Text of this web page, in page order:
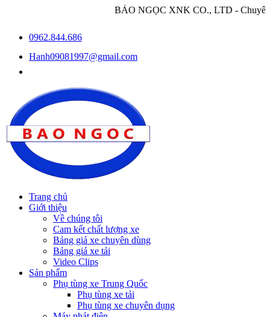
BẢO NGỌC XNK CO., LTD - Chuyên nhập
0962.844.686
Hanh09081997@gmail.com
Trang chủ
Giới thiệu
Về chúng tôi
Cam kết chất lượng xe
Bảng giá xe chuyên dùng
Bảng giá xe tải
Video Clips
Sản phẩm
Phụ tùng xe Trung Quốc
Phụ tùng xe tải
Phụ tùng xe chuyên dụng